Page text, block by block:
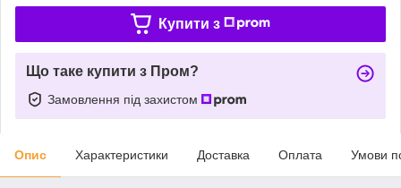
Купити з
Що таке купити з Пром?
Замовлення під захистом
Опис Характеристики Доставка Оплата Умови